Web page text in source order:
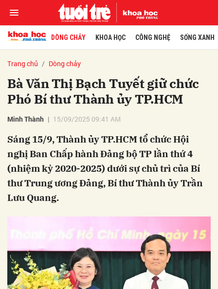
DÒNG CHẢY KHOA HỌC CÔNG NGHỆ SỐNG XANH
Trang chủ Dòng chảy
Bà Văn Thị Bạch Tuyết giữ chức
Phó Bí thư Thành ủy TP.HCM
Minh Thành 15/09/2025 09:41 AM
Sáng 15/9, Thành ủy TP.HCM tổ chức Hội
nghị Ban Chấp hành Đảng bộ TP lần thứ 4
(nhiệm kỳ 2020-2025) dưới sự chủ trì của Bí
thư Trung ương Đảng, Bí thư Thành ủy Trần
Lưu Quang.